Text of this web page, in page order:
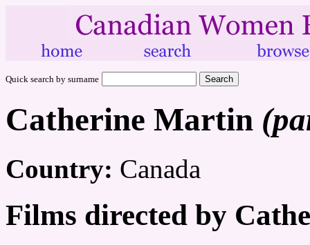
Quick search by surname
Catherine Martin
Country: Canada
Films directed by